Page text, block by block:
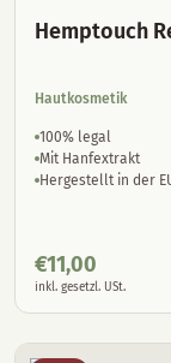
Hemptouch
Hautkosmetik
100% legal
Mit Hanfextrakt
Hergestellt in der
€11,00
inkl. gesetzl. USt.